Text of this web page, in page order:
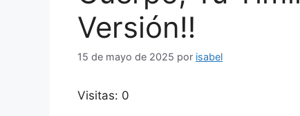
Versión‼️
15 de mayo de 2025 por isabel
Visitas: 0